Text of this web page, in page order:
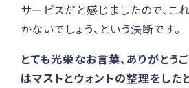
サービスだと感じましたので、こ
かないでしょう、という決断です。
とても光栄なお言葉、ありがとう
はマストとウォントの整理をした